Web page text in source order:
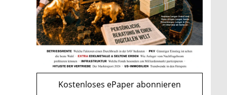
WEITERE ARTIKEL
zurückweiter
Kind möglich
mehr
Kostenloses ePaper abonnieren